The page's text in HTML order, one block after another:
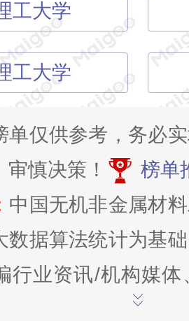
工大学
工大学
单仅供参考，务必
慎决策！
榜单
中国无机非金属材
数据算法统计为基
行业资讯/机构媒
络投票、点评、关